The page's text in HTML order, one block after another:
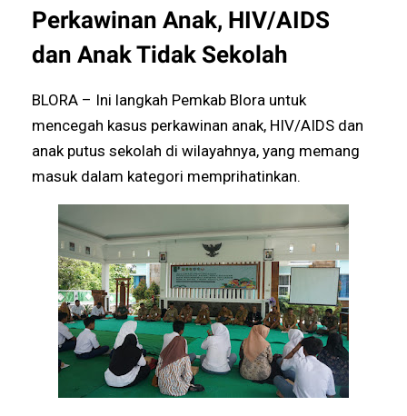
Perkawinan Anak, HIV/AIDS
dan Anak Tidak Sekolah
BLORA – Ini langkah Pemkab Blora untuk
mencegah kasus perkawinan anak, HIV/AIDS dan
anak putus sekolah di wilayahnya, yang memang
masuk dalam kategori memprihatinkan.